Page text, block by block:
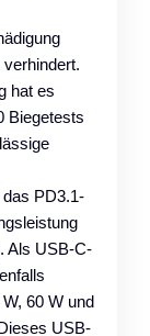
hat es
Biegetests
das PD3.1-
Als USB-C-
60 W und
USB-